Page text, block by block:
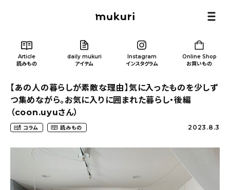
Article
読みもの
daily mukuri
アイテム
Instagram
インスタグラム
Online Shop
お買いもの
【あの人の暮らしが素敵な理由】気に入ったものを少しず
つ集めながら。お気に入りに囲まれた暮らし・後編
（coon.uyuさん）
コラム 読みもの 2023.8.3